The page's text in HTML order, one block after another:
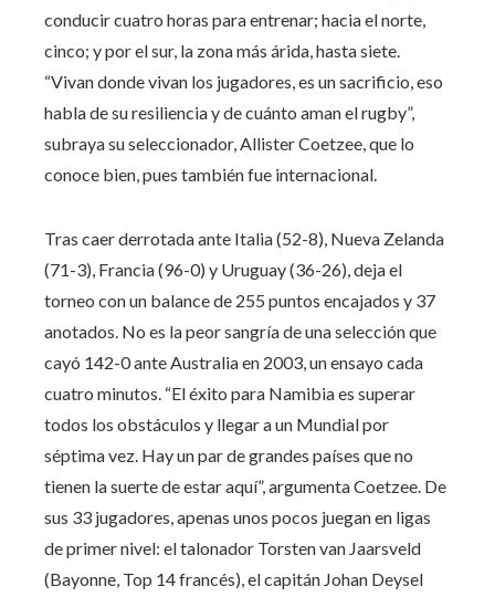
conducir cuatro horas para entrenar; hacia el norte,
cinco; y por el sur, la zona más árida, hasta siete.
“Vivan donde vivan los jugadores, es un sacrificio, eso
habla de su resiliencia y de cuánto aman el rugby”,
subraya su seleccionador, Allister Coetzee, que lo
conoce bien, pues también fue internacional.
Tras caer derrotada ante Italia (52-8), Nueva Zelanda
(71-3), Francia (96-0) y Uruguay (36-26), deja el
torneo con un balance de 255 puntos encajados y 37
anotados. No es la peor sangría de una selección que
cayó 142-0 ante Australia en 2003, un ensayo cada
cuatro minutos. “El éxito para Namibia es superar
todos los obstáculos y llegar a un Mundial por
séptima vez. Hay un par de grandes países que no
tienen la suerte de estar aquí”, argumenta Coetzee. De
sus 33 jugadores, apenas unos pocos juegan en ligas
de primer nivel: el talonador Torsten van Jaarsveld
(Bayonne, Top 14 francés), el capitán Johan Deysel